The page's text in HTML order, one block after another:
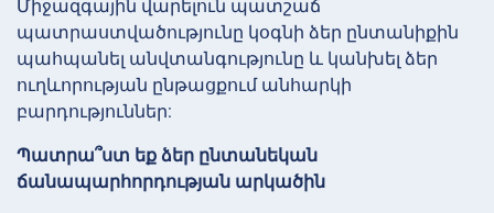
Միջազգային վարելուն պատշաճ
պատրաստվածությունը կօգնի ձեր ընտանիքին
պահպանել անվտանգությունը և կանխել ձեր
ուղևորության ընթացքում անհարկի
բարդություններ:
Պատրա՞ստ եք ձեր ընտանեկան
ճանապարհորդության արկածին